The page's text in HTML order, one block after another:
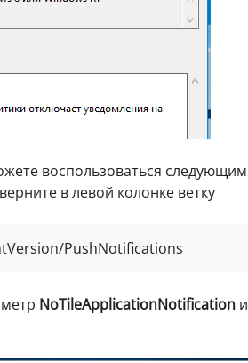
воспользоваться следующим
в левой колонке ветку
PushNotifications
NoTileApplicationNotification и